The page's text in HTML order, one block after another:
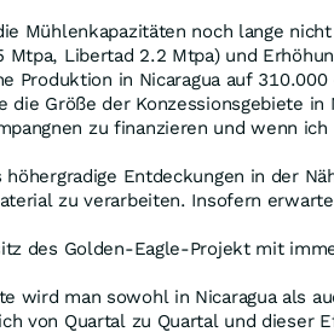
Mühlenkapazitäten noch lange
Mtpa, Libertad 2.2 Mtpa) und
Produktion in Nicaragua auf
die Größe der Konzessionsgebiete
zu finanzieren und wenn
höhergradige Entdeckungen in der
zu verarbeiten. Insofern
des Golden-Eagle-Projekt mit
wird man sowohl in Nicaragua als
von Quartal zu Quartal und